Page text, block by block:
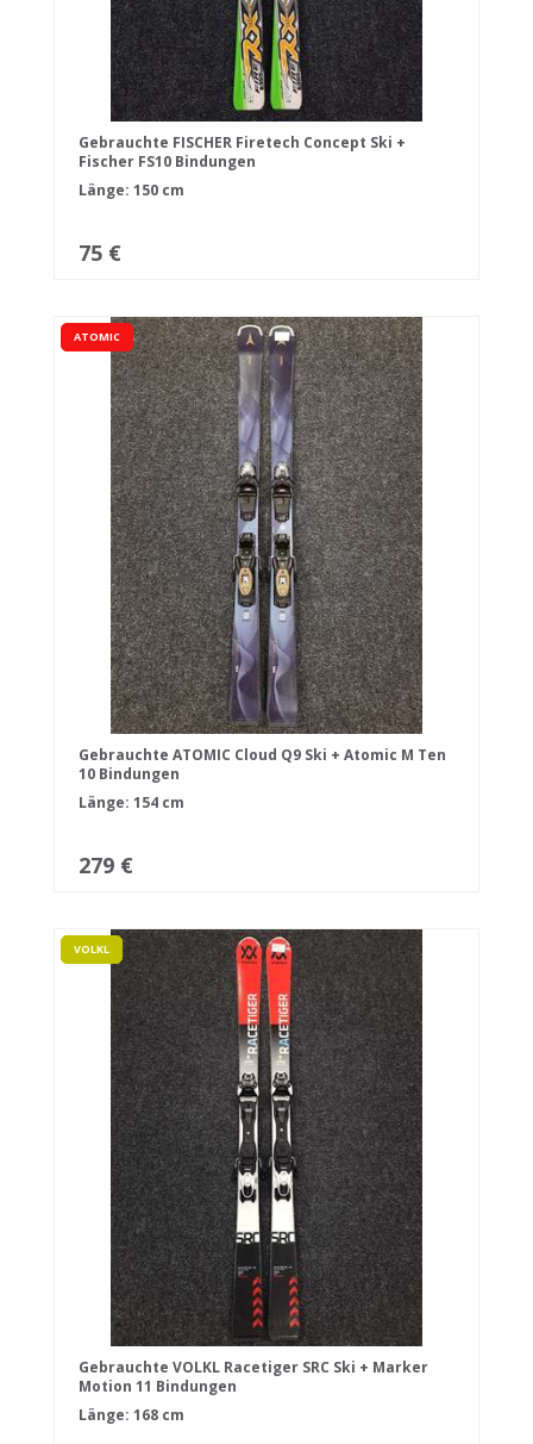
Gebrauchte FISCHER Firetech Concept Ski +
Fischer FS10 Bindungen
Länge: 150 cm
75 €
ATOMIC
Gebrauchte ATOMIC Cloud Q9 Ski + Atomic M Ten
10 Bindungen
Länge: 154 cm
279 €
VOLKL
Gebrauchte VOLKL Racetiger SRC Ski + Marker
Motion 11 Bindungen
Länge: 168 cm